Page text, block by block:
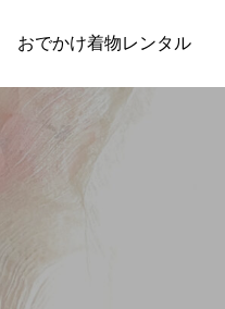
おでかけ着物レンタル